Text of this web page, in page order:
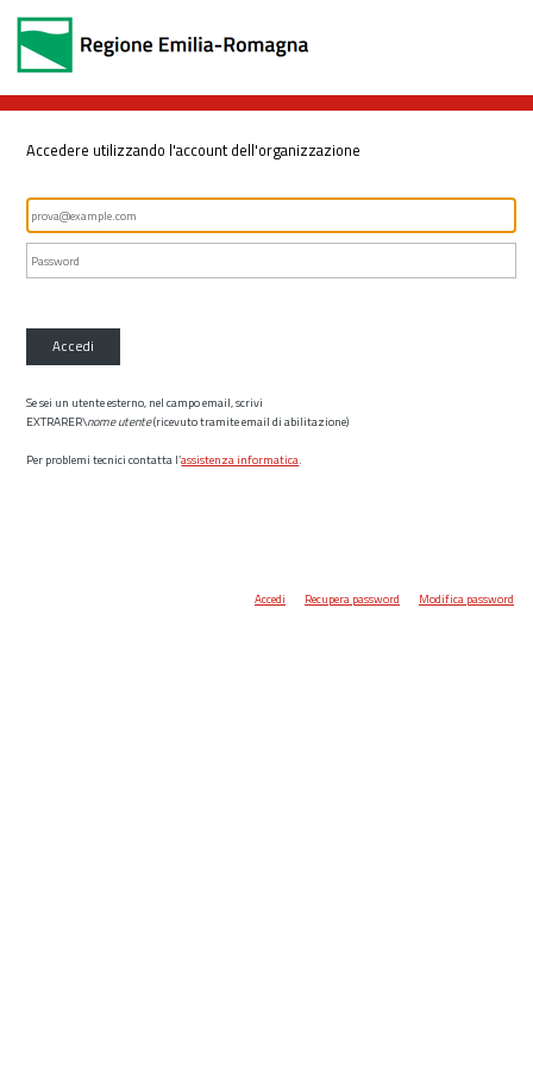
Accedere utilizzando l'account dell'organizzazione
Accedi
Se sei un utente esterno, nel campo email, scrivi
EXTRARER\nome utente(ricevuto tramite email di abilitazione)
Per problemi tecnici contatta l’assistenza informatica.
Accedi Recupera password Modifica password